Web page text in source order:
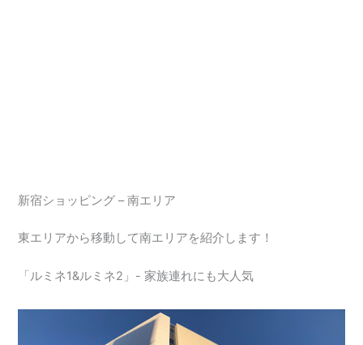
新宿ショッピング – 南エリア
東エリアから移動して南エリアを紹介します！
「ルミネ1&ルミネ2」- 家族連れにも大人気